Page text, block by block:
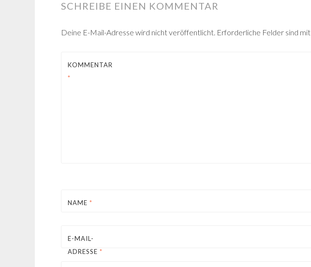
SCHREIBE EINEN KOMMENTAR
Deine E-Mail-Adresse wird nicht veröffentlicht. Erforderliche Felder sind mit
KOMMENTAR
*
NAME *
E-MAIL-
ADRESSE *